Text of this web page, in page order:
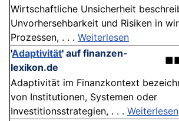
Wirtschaftliche Unsicherheit
Unvorhersehbarkeit und Risiken in
Prozessen, . . . Weiterlesen
'Adaptivität' auf finanzen-
lexikon.de
Adaptivität im Finanzkontext
von Institutionen, Systemen oder
Investitionsstrategien, . . . Weiterlesen